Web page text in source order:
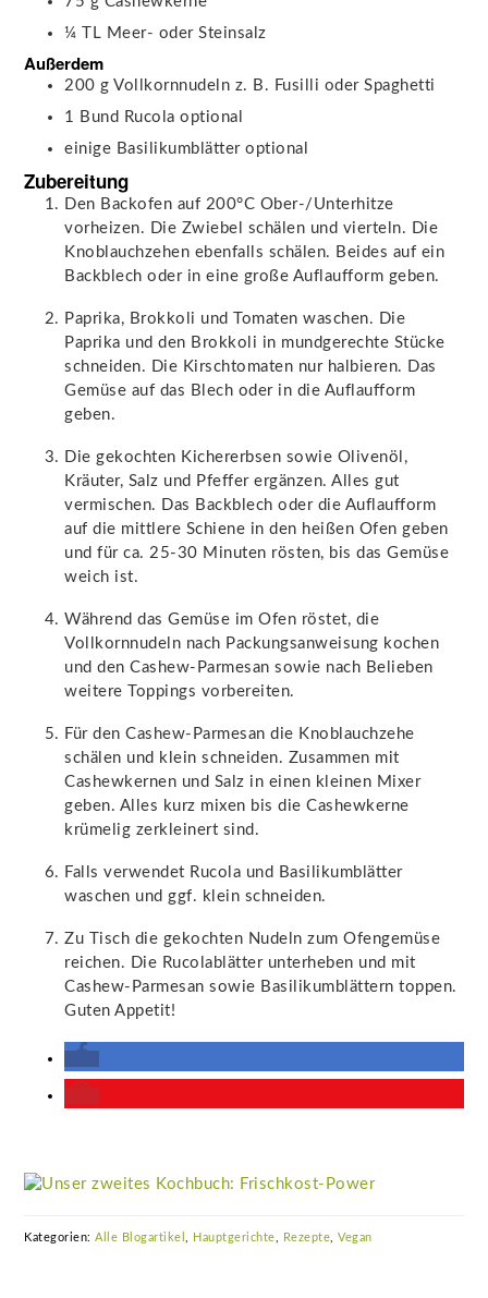
¼
TL Meer- oder Steinsalz
Außerdem
200 g Vollkornnudeln z. B. Fusilli oder Spaghetti
1 Bund Rucola optional
einige Basilikumblätter optional
Zubereitung
Den Backofen auf 200°C Ober-/Unterhitze
vorheizen. Die Zwiebel schälen und vierteln. Die
Knoblauchzehen ebenfalls schälen. Beides auf ein
Backblech oder in eine große Auflaufform geben.
Paprika, Brokkoli und Tomaten waschen. Die
Paprika und den Brokkoli in mundgerechte Stücke
schneiden. Die Kirschtomaten nur halbieren. Das
Gemüse auf das Blech oder in die Auflaufform
geben.
Die gekochten Kichererbsen sowie Olivenöl,
Kräuter, Salz und Pfeffer ergänzen. Alles gut
vermischen. Das Backblech oder die Auflaufform
auf die mittlere Schiene in den heißen Ofen geben
und für ca. 25-30 Minuten rösten, bis das Gemüse
weich ist.
Während das Gemüse im Ofen röstet, die
Vollkornnudeln nach Packungsanweisung kochen
und den Cashew-Parmesan sowie nach Belieben
weitere Toppings vorbereiten.
Für den Cashew-Parmesan die Knoblauchzehe
schälen und klein schneiden. Zusammen mit
Cashewkernen und Salz in einen kleinen Mixer
geben. Alles kurz mixen bis die Cashewkerne
krümelig zerkleinert sind.
Falls verwendet Rucola und Basilikumblätter
waschen und ggf. klein schneiden.
Zu Tisch die gekochten Nudeln zum Ofengemüse
reichen. Die Rucolablätter unterheben und mit
Cashew-Parmesan sowie Basilikumblättern toppen.
Guten Appetit!
Kategorien:Alle Blogartikel Hauptgerichte Rezepte ,Vegan